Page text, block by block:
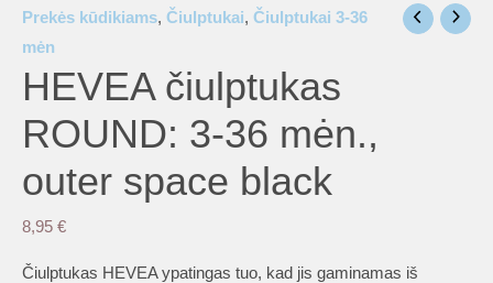
Prekės kūdikiams, Čiulptukai, Čiulptukai 3-36
mėn
HEVEA čiulptukas
ROUND: 3-36 mėn.,
outer space black
8,95 €
Čiulptukas HEVEA ypatingas tuo, kad jis gaminamas iš